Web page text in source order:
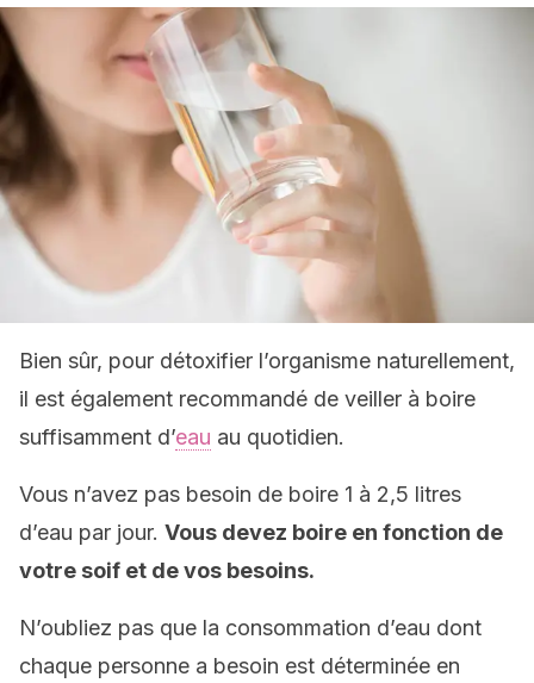
Bien sûr, pour détoxifier l’organisme naturellement,
il est également recommandé de veiller à boire
suffisamment d’eau au quotidien.
Vous n’avez pas besoin de boire 1 à 2,5 litres
d’eau par jour. Vous devez boire en fonction de
votre soif et de vos besoins.
N’oubliez pas que la consommation d’eau dont
chaque personne a besoin est déterminée en